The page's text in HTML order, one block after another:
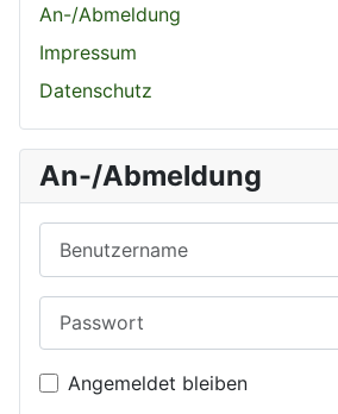
An-/Abmeldung
Impressum
Datenschutz
An-/Abmeldung
Angemeldet bleiben